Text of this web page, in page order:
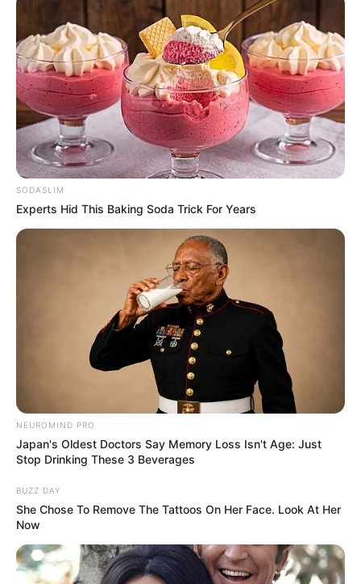
SODASLIM
Experts Hid This Baking Soda Trick For Years
NEUROMIND PRO
Japan's Oldest Doctors Say Memory Loss Isn't Age: Just
Stop Drinking These 3 Beverages
BUZZ DAY
She Chose To Remove The Tattoos On Her Face. Look At Her
Now